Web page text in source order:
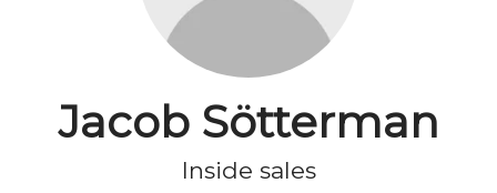
Jacob Sötterman
Inside sales